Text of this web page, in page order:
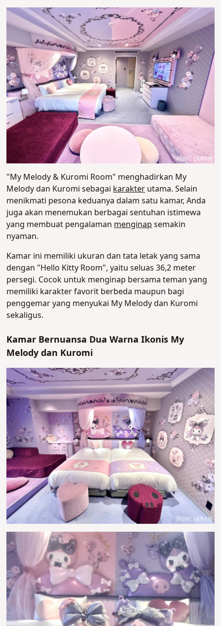
"My Melody & Kuromi Room" menghadirkan My
Melody dan Kuromi sebagai karakter utama. Selain
menikmati pesona keduanya dalam satu kamar, Anda
juga akan menemukan berbagai sentuhan istimewa
yang membuat pengalaman menginap semakin
nyaman.
Kamar ini memiliki ukuran dan tata letak yang sama
dengan "Hello Kitty Room", yaitu seluas 36,2 meter
persegi. Cocok untuk menginap bersama teman yang
memiliki karakter favorit berbeda maupun bagi
penggemar yang menyukai My Melody dan Kuromi
sekaligus.
Kamar Bernuansa Dua Warna Ikonis My
Melody dan Kuromi